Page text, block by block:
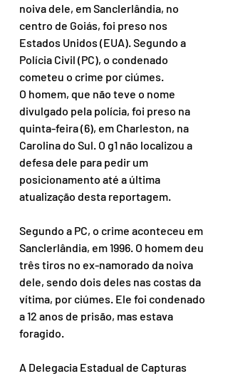
noiva dele, em Sanclerlândia, no
centro de Goiás, foi preso nos
Estados Unidos (EUA). Segundo a
Polícia Civil (PC), o condenado
cometeu o crime por ciúmes.
O homem, que não teve o nome
divulgado pela polícia, foi preso na
quinta-feira (6), em Charleston, na
Carolina do Sul. O g1 não localizou a
defesa dele para pedir um
posicionamento até a última
atualização desta reportagem.
Segundo a PC, o crime aconteceu em
Sanclerlândia, em 1996. O homem deu
três tiros no ex-namorado da noiva
dele, sendo dois deles nas costas da
vítima, por ciúmes. Ele foi condenado
a 12 anos de prisão, mas estava
foragido.
A Delegacia Estadual de Capturas